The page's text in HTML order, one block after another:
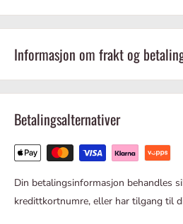
Informasjon om frakt og
Vi sender alle varerdirektefra lager i
leveringstid på 1-3 arbeidsdager,
Tilgjengelige fraktalternativer
utsjekk.
Betalingsalternativer
Din betalingsinformasjon behandles
kredittkortnumre, eller har tilgang til